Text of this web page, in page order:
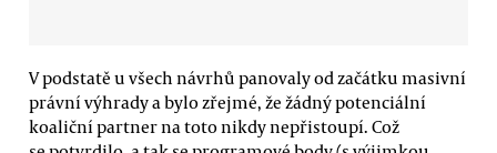
V podstatě u všech návrhů panovaly od začátku masivní
právní výhrady a bylo zřejmé, že žádný potenciální
koaliční partner na toto nikdy nepřistoupí. Což